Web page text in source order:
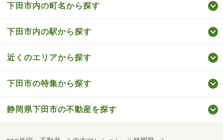
下田市内の町名から探す
下田市内の駅から探す
近くのエリアから探す
下田市の特集から探す
静岡県下田市の不動産を探す